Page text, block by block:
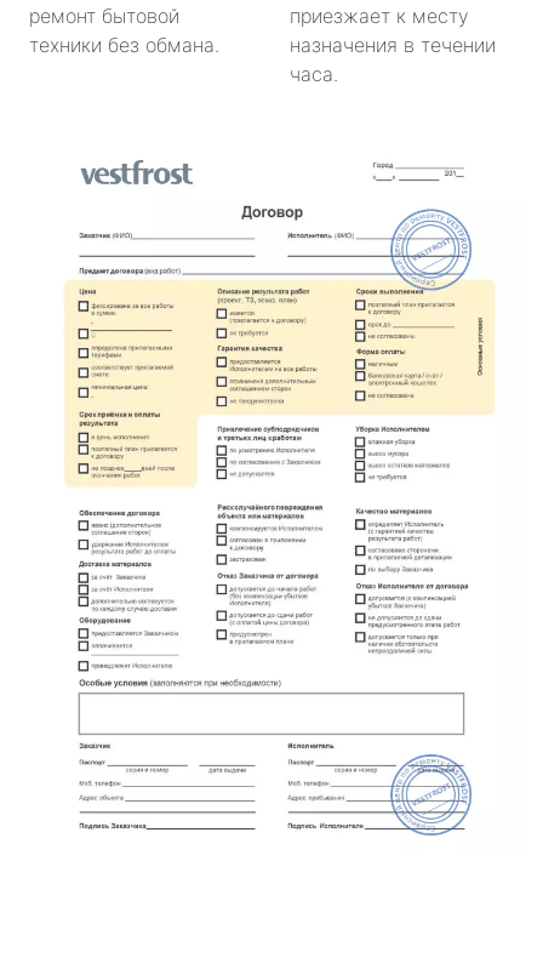
ремонт бытовой
техники без обмана.
приезжает к месту
назначения в течении
часа.